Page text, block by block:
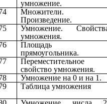
умножение.
Множители.
Произведение.
Умножение.
умножения.
Площадь
прямоугольника.
Переместительное
свойство умножения.
Умножение на 0 и на 1.
Таблица умножения